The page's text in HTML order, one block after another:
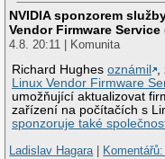
NVIDIA sponzorem
Vendor Firmware Service
4.8. 20:11 | Komunita
Richard Hughesoznámil
,
Linux Vendor Firmware
umožňující aktualizovat
zařízení na počítačích s
sponzoruje také
Ladislav Hagara|